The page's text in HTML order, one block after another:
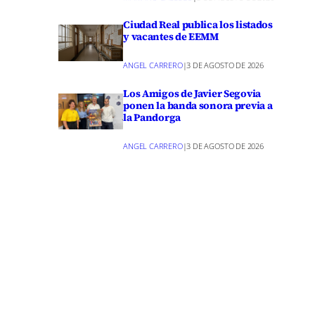
Ana,
este
Ciudad Real publica los listados
y vacantes de EEMM
ANGEL CARRERO|3 DE AGOSTO DE 2026
Los Amigos de Javier Segovia
ponen la banda sonora previa a
la Pandorga
ANGEL CARRERO|3 DE AGOSTO DE 2026